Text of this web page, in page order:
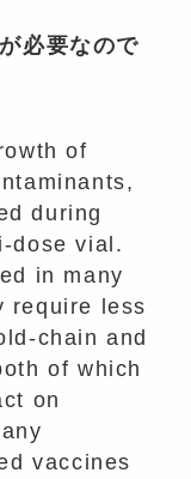
必要なので
of
during
dose vial.
in many
require less
chain and
of which
on
vaccines